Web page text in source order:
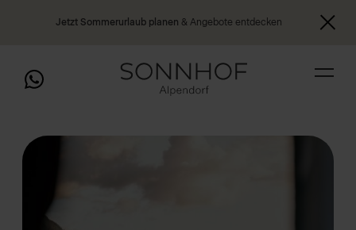
Jetzt Sommerurlaub planen & Angebote entdecken